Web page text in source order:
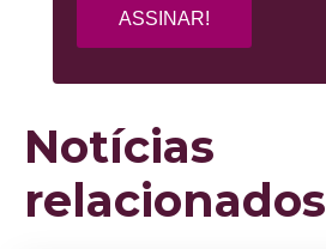
Notícias
relacionados